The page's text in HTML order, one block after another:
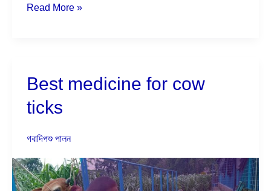
Read More »
Best medicine for cow
ticks
গবাদিপশু পালন
Best
medicine
for
cow